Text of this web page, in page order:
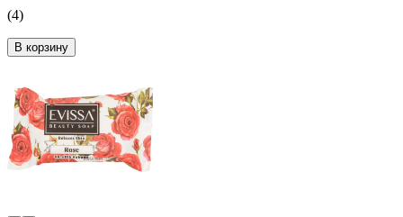
(4)
В корзину